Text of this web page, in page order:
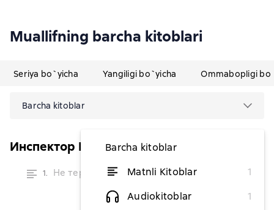
Muallifning barcha kitoblari
Seriya bo`yicha Yangiligi bo`yicha Ommabopligi
Barcha kitoblar
Barcha kitoblar
Matnli Kitoblar
1
Audiokitoblar
1
Инспектор Кокрилл
1. Не теряй головы
mavjud